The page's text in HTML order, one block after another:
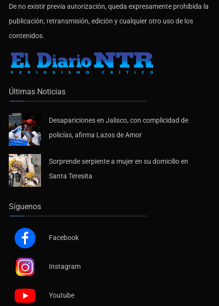
De no existir previa autorización, queda expresamente prohibida la
publicación, retransmisión, edición y cualquier otro uso de los
contenidos.
Últimas Noticias
Desapariciones en Jalisco, con complicidad de
policías, afirma Lazos de Amor
Sorprende serpiente a mujer en su domicilio en
Santa Teresita
Síguenos
Facebook
Instagram
Youtube